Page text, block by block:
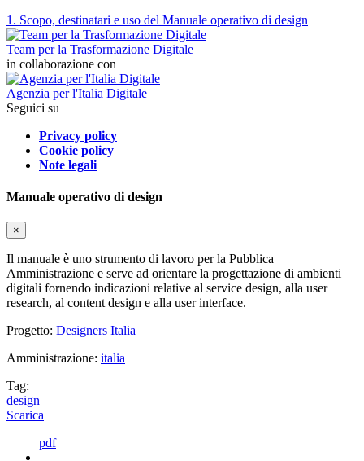
1. Scopo, destinatari e uso del Manuale operativo di design
Team per la Trasformazione Digitale
in collaborazione con
Agenzia per l'Italia Digitale
Seguici su
Privacy policy
Cookie policy
Note legali
Manuale operativo di design
×
Il manuale è uno strumento di lavoro per la Pubblica
Amministrazione e serve ad orientare la progettazione di ambienti
digitali fornendo indicazioni relative al service design, alla user
research, al content design e alla user interface.
Progetto: Designers Italia
Amministrazione: italia
Tag:
design
Scarica
pdf